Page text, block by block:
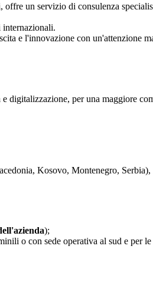
un servizio di consulenza
internazionali.
e l'innovazione con un'attenzione
per una maggiore
Kosovo, Montenegro,
);
o con sede operativa al sud e per